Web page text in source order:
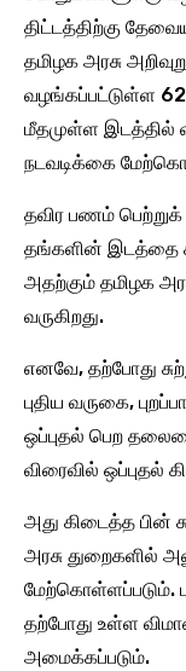
திட்டத்திற்கு
தமிழக அரசு
வழங்கப்பட்டுள்ள
மீதமுள்ள இடத்தில்
நடவடிக்கை
தவிர பணம்
தங்களின் இடத்தை
அதற்கும் தமிழக
வருகிறது.
எனவே, தற்போது
புதிய வருகை,
ஒப்புதல் பெற
விரைவில் ஒப்புதல்
அது கிடைத்த பின்
அரசு துறைகளில்
மேற்கொள்ளப்படும்.
தற்போது உள்ள
அமைக்கப்படும்.